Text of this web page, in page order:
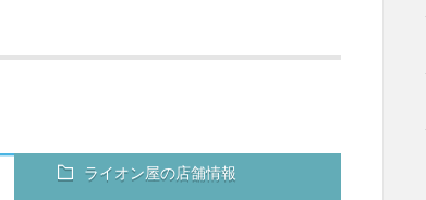
ライオン屋の店舗情報